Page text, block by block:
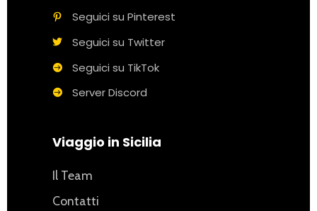
Seguici su Pinterest
Seguici su Twitter
Seguici su TikTok
Server Discord
Viaggio in Sicilia
Il Team
Contatti